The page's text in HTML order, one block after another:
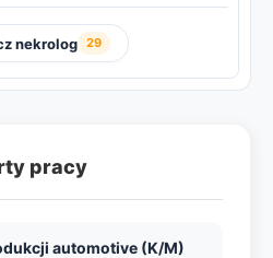
nekrolog 29
pracy
automotive (K/M)